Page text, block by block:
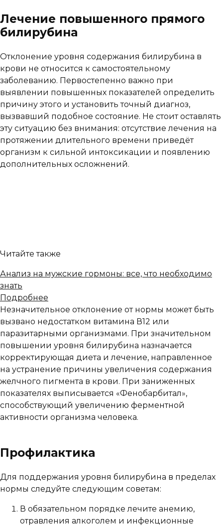
Лечение повышенного прямого
билирубина
Отклонение уровня содержания билирубина в
крови не относится к самостоятельному
заболеванию. Первостепенно важно при
выявлении повышенных показателей определить
причину этого и установить точный диагноз,
вызвавший подобное состояние. Не стоит оставлять
эту ситуацию без внимания: отсутствие лечения на
протяжении длительного времени приведёт
организм к сильной интоксикации и появлению
дополнительных осложнений.
Читайте также
Анализ на мужские гормоны: все, что необходимо
знать
Подробнее
Незначительное отклонение от нормы может быть
вызвано недостатком витамина В12 или
паразитарными организмами. При значительном
повышении уровня билирубина назначается
корректирующая диета и лечение, направленное
на устранение причины увеличения содержания
желчного пигмента в крови. При заниженных
показателях выписывается «Фенобарбитал»,
способствующий увеличению ферментной
активности организма человека.
Профилактика
Для поддержания уровня билирубина в пределах
нормы следуйте следующим советам:
В обязательном порядке лечите анемию,
отравления алкоголем и инфекционные